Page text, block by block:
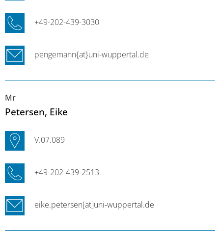
+49-202-439-3030
pengemann{at}uni-wuppertal.de
Mr
Petersen, Eike
V.07.089
+49-202-439-2513
eike.petersen[at]uni-wuppertal.de